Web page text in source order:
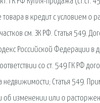
в кредит с условием о
см. ЗК РФ. Статья 549.
Российской Федерации
со ст. 549 ГК РФ
недвижимости; Статья 549.
об изменении или о